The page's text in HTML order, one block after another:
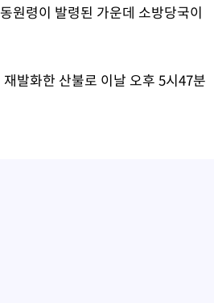
원령이 발령된 가운데 소방당국이
발화한 산불로 이날 오후 5시47분